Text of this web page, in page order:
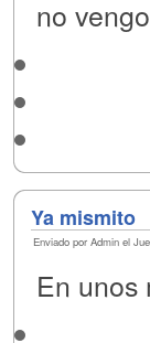
no
Ya mismito
Enviado por Admin el
En unos